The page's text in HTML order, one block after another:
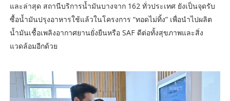
และล่าสุด สถานีบริการน้ำมันบางจาก 162 ทั่วประเทศ ยังเป็นจุดรับ
ซื้อน้ำมันปรุงอาหารใช้แล้วในโครงการ “ทอดไม่ทิ้ง” เพื่อนำไปผลิต
น้ำมันเชื้อเพลิงอากาศยานยั่งยืนหรือ SAF ดีต่อทั้งสุขภาพและสิ่ง
แวดล้อมอีกด้วย